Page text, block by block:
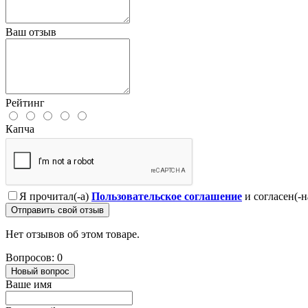
Ваш отзыв
Рейтинг
Капча
Я прочитал(-а) Пользовательское соглашение и согласен(-
Отправить свой отзыв
Нет отзывов об этом товаре.
Вопросов: 0
Новый вопрос
Ваше имя